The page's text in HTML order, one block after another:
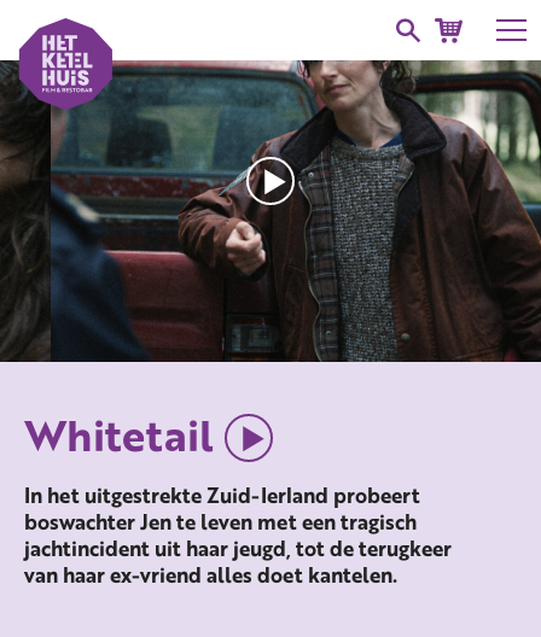
Whitetail
In het uitgestrekte Zuid-Ierland probeert
boswachter Jen te leven met een tragisch
jachtincident uit haar jeugd, tot de terugkeer
van haar ex-vriend alles doet kantelen.